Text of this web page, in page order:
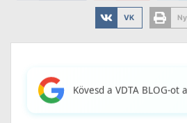
VK
Kövesd a VDTA BLOG-ot